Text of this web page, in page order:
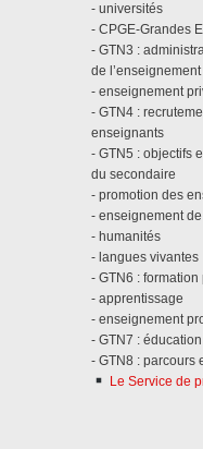
- universités
- CPGE-Grandes
- GTN3 :
de
- enseignement
- GTN4 :
enseignants
- GTN5 : objectifs
du secondaire
- promotion des
- enseignement
- humanités
- langues vivantes
- GTN6 :
- apprentissage
- enseignement
- GTN7 :
- GTN8 : parcours
Le Service de